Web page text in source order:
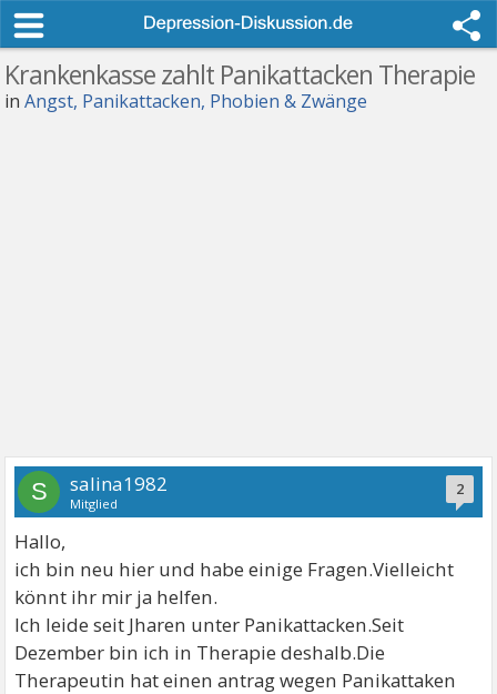
Krankenkasse zahlt Panikattacken Therapie
inAngst, Panikattacken, Phobien & Zwänge
2
S salina1982
Mitglied
Hallo,
ich bin neu hier und habe einige Fragen.Vielleicht
könnt ihr mir ja helfen.
Ich leide seit Jharen unter Panikattacken.Seit
Dezember bin ich in Therapie deshalb.Die
Therapeutin hat einen antrag wegen Panikattaken